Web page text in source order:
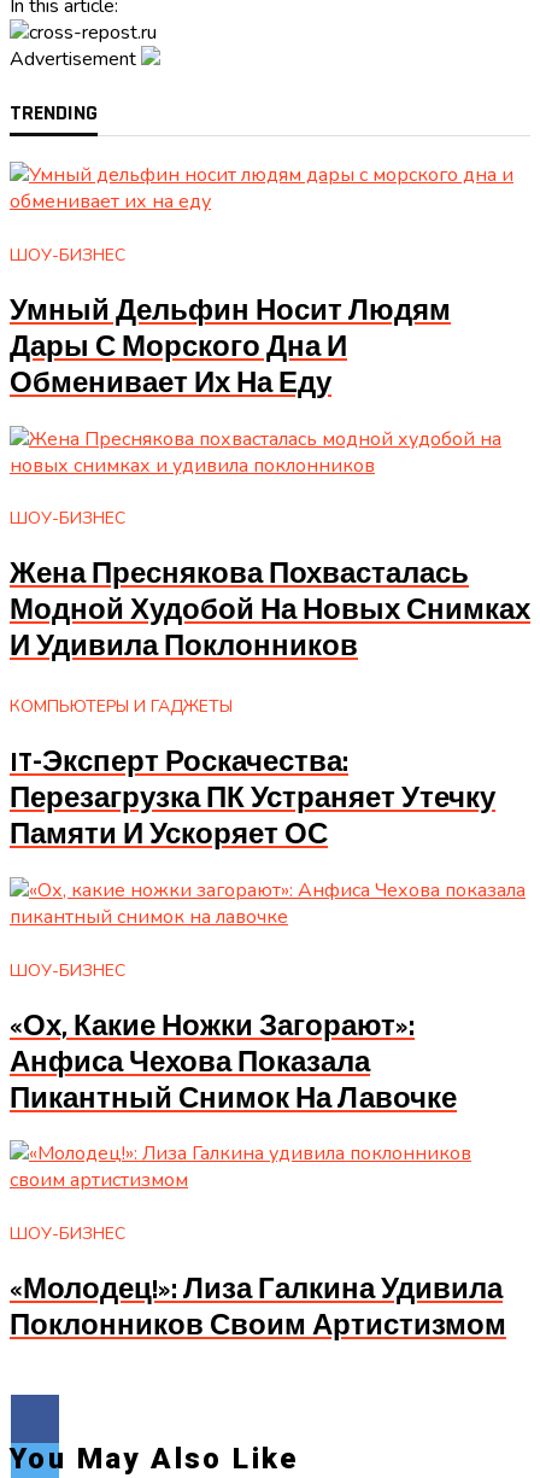
In this article:
Advertisement
TRENDING
ШОУ-БИЗНЕС
Умный Дельфин Носит Людям
Дары С Морского Дна И
Обменивает Их На Еду
ШОУ-БИЗНЕС
Жена Преснякова Похвасталась
Модной Худобой На Новых Снимках
И Удивила Поклонников
КОМПЬЮТЕРЫ И ГАДЖЕТЫ
IT-Эксперт Роскачества:
Перезагрузка ПК Устраняет Утечку
Памяти И Ускоряет ОС
ШОУ-БИЗНЕС
«Ох, Какие Ножки Загорают»:
Анфиса Чехова Показала
Пикантный Снимок На Лавочке
ШОУ-БИЗНЕС
«Молодец!»: Лиза Галкина Удивила
Поклонников Своим Артистизмом
You May Also Like